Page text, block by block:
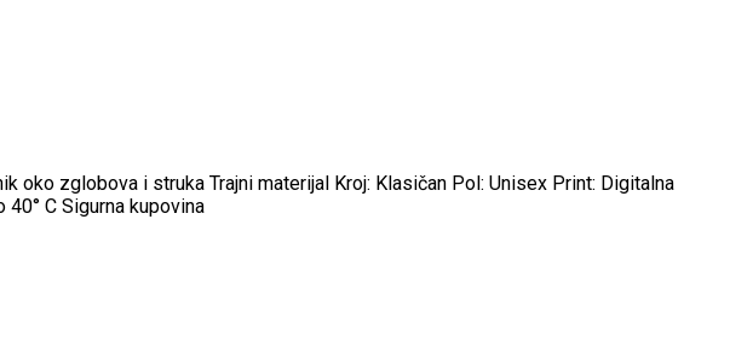
oko zglobova i struka Trajni materijal Kroj: Klasičan Pol: Unisex Print: Digitalna
C Sigurna kupovina